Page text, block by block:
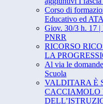
Corso di
Educativo ed
Giov. 30/3 h. 17 |
PNRR
RICORSO
LA
Al via le
Scuola
VALDITARA È
CACCIAMOLO